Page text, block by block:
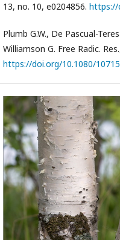
13, no. 10, e0204856. https://
Plumb G.W., De Pascual-
Williamson G. Free Radic.
https://doi.org/10.1080/